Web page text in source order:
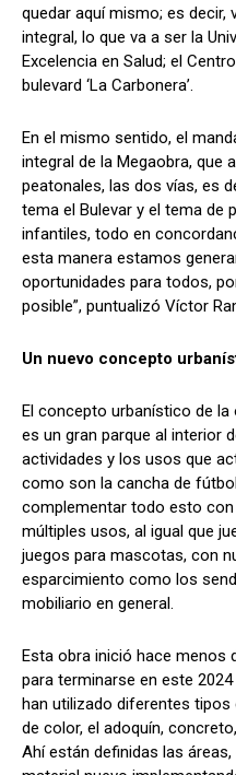
quedar aquí mismo; es decir,
integral, lo que va a ser la
Excelencia en Salud; el
bulevard ‘La Carbonera’.
En el mismo sentido, el
integral de la Megaobra, que
peatonales, las dos vías, es
tema el Bulevar y el tema de
infantiles, todo en
esta manera estamos
oportunidades para todos,
posible”, puntualizó Víctor
Un nuevo concepto
El concepto urbanístico de la
es un gran parque al interior
actividades y los usos que
como son la cancha de
complementar todo esto
múltiples usos, al igual que
juegos para mascotas, con
esparcimiento como los
mobiliario en general.
Esta obra inició hace menos
para terminarse en este
han utilizado diferentes
de color, el adoquín,
Ahí están definidas las